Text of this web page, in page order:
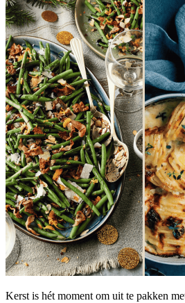
Kerst is hét moment om uit te pakken